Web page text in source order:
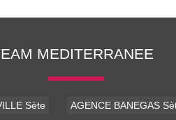
MEDITERRANEE
Sète AGENCE BANEGAS